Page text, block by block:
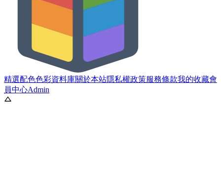
精選配色色彩資料庫關於本站隱私權政策服務條款我的收藏會
員中心Admin